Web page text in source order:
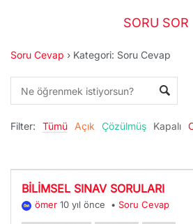
SORU SOR
Soru Cevap › Kategori: Soru Cevap
Filter: Tümü Açık Çözülmüş Kapalı
BİLİMSEL SINAV SORULARI
ömer 10 yıl önce • Soru Cevap